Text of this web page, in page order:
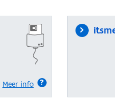
Meer info